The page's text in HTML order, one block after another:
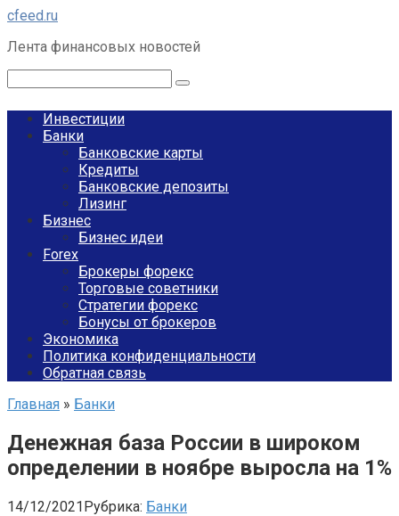
Перейти
контенту
cfeed.ru
Лента финансовых новостей
Инвестиции
Банки
Банковские карты
Кредиты
Банковские депозиты
Лизинг
Бизнес
Бизнес идеи
Forex
Брокеры форекс
Торговые советники
Стратегии форекс
Бонусы от брокеров
Экономика
Политика конфиденциальности
Обратная связь
Главная » Банки
Денежная база России в широком
определении в ноябре выросла на 1%
14/12/2021Рубрика: Банки